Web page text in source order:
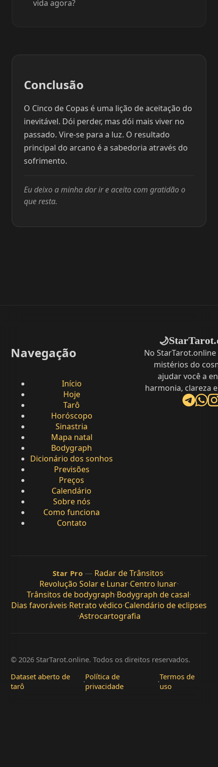
vida agora?
Conclusão
O Cinco de Copas é uma lição de aceitação do
inevitável. Dói perder, mas dói mais viver no
passado. Vire-se para a luz. O resultado
principal do arcano é a sabedoria através do
sofrimento.
Eu deixo a minha dor ir e aceito com gratidão o
que resta.
Navegação
Início
Hoje
Tarô
Horóscopo
Sinastria
Mapa natal
Bodygraph
Dicionário dos sonhos
Previsões
Preços
Calendário
Sobre nós
Como funciona
Contato
🌙
No
mistérios do
ajudar você a
harmonia, clareza
Star Pro — Radar de Trânsitos·
Revolução Solar e Lunar·Centro lunar·
Trânsitos de bodygraph·Bodygraph de casal·
Dias favoráveis·Retrato védico·Calendário de eclipses
·Astrocartografia
© 2026 StarTarot.online. Todos os direitos reservados.
Dataset aberto de
tarô
·Política de
privacidade
·Termos de
uso